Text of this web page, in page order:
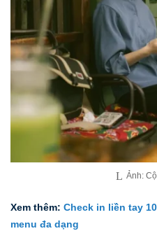
Ảnh:
Xem thêm: Check in liền tay
menu đa dạng